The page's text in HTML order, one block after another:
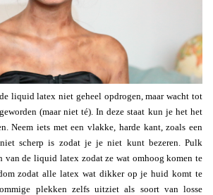
liquid latex niet geheel opdrogen, maar wacht tot
(maar niet té). In deze staat kun je het het
Neem iets met een vlakke, harde kant, zoals een
scherp is zodat je je niet kunt bezeren. Pulk
van de liquid latex zodat ze wat omhoog komen te
zodat alle latex wat dikker op je huid komt te
plekken zelfs uitziet als soort van losse